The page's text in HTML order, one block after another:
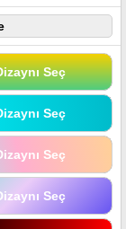
Seç
Seç
Seç
Seç